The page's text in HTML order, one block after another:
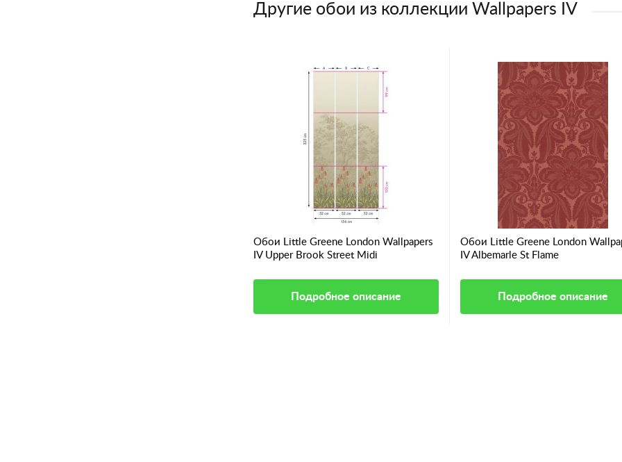
Другие обои из коллекции Wallpapers IV
Обои Little Greene London Wallpapers
IV Upper Brook Street Midi
Подробное описание
Обои Little Greene London
IV Albemarle St Flame
Подробное описание